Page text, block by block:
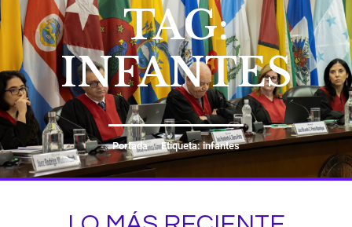
TAG:
INFANTES
Portada Etiqueta: infantes